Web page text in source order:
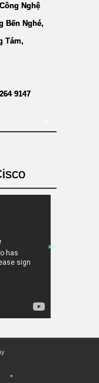
Nghệ
Bến Nghé,
Tám,
9147